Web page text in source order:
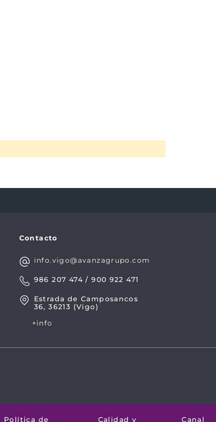
Contacto
info.vigo@avanzagrupo.com
986 207 474 / 900 922 471
Estrada de Camposancos
36, 36213 (Vigo)
+info
Política de Calidad y Canal